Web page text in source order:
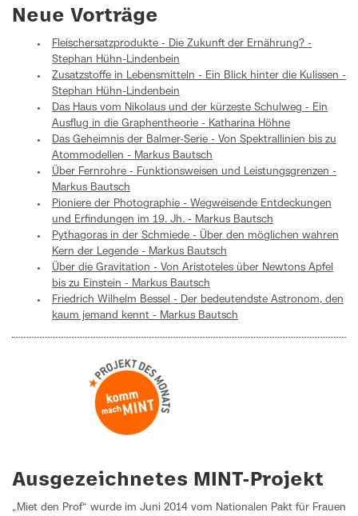
Neue Vorträge
Fleischersatzprodukte - Die Zukunft der Ernährung? -
Stephan Hühn-Lindenbein
Zusatzstoffe in Lebensmitteln - Ein Blick hinter die Kulissen -
Stephan Hühn-Lindenbein
Das Haus vom Nikolaus und der kürzeste Schulweg - Ein
Ausflug in die Graphentheorie - Katharina Höhne
Das Geheimnis der Balmer-Serie - Von Spektrallinien bis zu
Atommodellen - Markus Bautsch
Über Fernrohre - Funktionsweisen und Leistungsgrenzen -
Markus Bautsch
Pioniere der Photographie - Wegweisende Entdeckungen
und Erfindungen im 19. Jh. - Markus Bautsch
Pythagoras in der Schmiede - Über den möglichen wahren
Kern der Legende - Markus Bautsch
Über die Gravitation - Von Aristoteles über Newtons Apfel
bis zu Einstein - Markus Bautsch
Friedrich Wilhelm Bessel - Der bedeutendste Astronom, den
kaum jemand kennt - Markus Bautsch
Ausgezeichnetes MINT-Projekt
„Miet den Prof“ wurde im Juni 2014 vom Nationalen Pakt für Frauen